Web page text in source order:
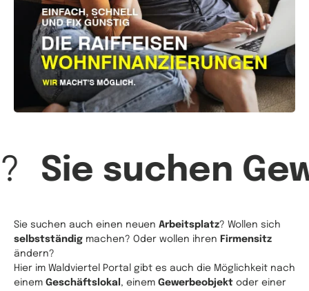
Sie suchen
Sie suchen auch einen neuen Arbeitsplatz? Wollen sich
selbstständig machen? Oder wollen ihren Firmensitz
ändern?
Hier im Waldviertel Portal gibt es auch die Möglichkeit nach
einem Geschäftslokal , einem Gewerbeobjekt oder einer